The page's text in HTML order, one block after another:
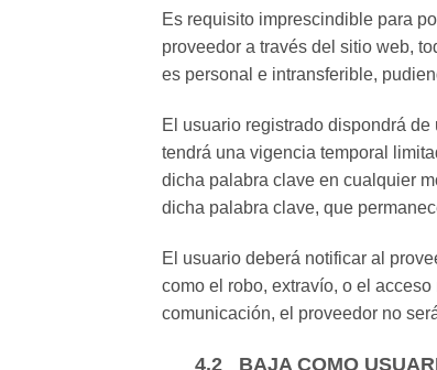
Es requisito imprescindible para
proveedor a través del sitio web,
es personal e intransferible,
El usuario registrado dispondrá
tendrá una vigencia temporal
dicha palabra clave en cualquier
dicha palabra clave, que
El usuario deberá notificar al
como el robo, extravío, o el
comunicación, el proveedor no
4.2 BAJA COMO